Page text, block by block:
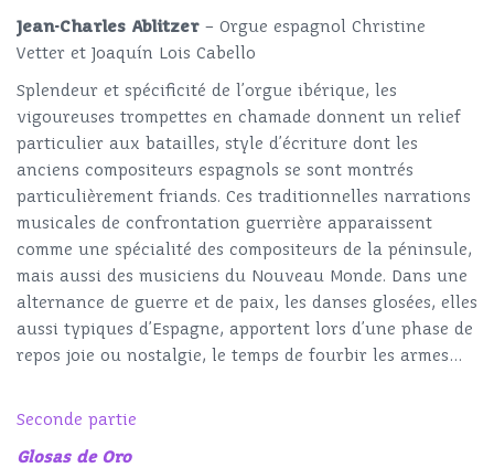
Jean-Charles Ablitzer – Orgue espagnol Christine
Vetter et Joaquín Lois Cabello
Splendeur et spécificité de l’orgue ibérique, les
vigoureuses trompettes en chamade donnent un relief
particulier aux batailles, style d’écriture dont les
anciens compositeurs espagnols se sont montrés
particulièrement friands. Ces traditionnelles narrations
musicales de confrontation guerrière apparaissent
comme une spécialité des compositeurs de la péninsule,
mais aussi des musiciens du Nouveau Monde. Dans une
alternance de guerre et de paix, les danses glosées, elles
aussi typiques d’Espagne, apportent lors d’une phase de
repos joie ou nostalgie, le temps de fourbir les armes…
Seconde partie
Glosas de Oro